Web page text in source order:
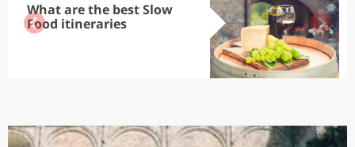
What are the best Slow
Food itineraries